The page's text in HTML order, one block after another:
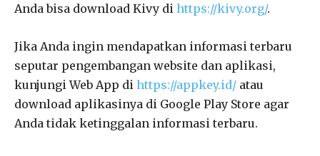
Anda bisa download Kivy di https://kivy.org/.
Jika Anda ingin mendapatkan informasi terbaru
seputar pengembangan website dan aplikasi,
kunjungi Web App di https://appkey.id/ atau
download aplikasinya di Google Play Store agar
Anda tidak ketinggalan informasi terbaru.